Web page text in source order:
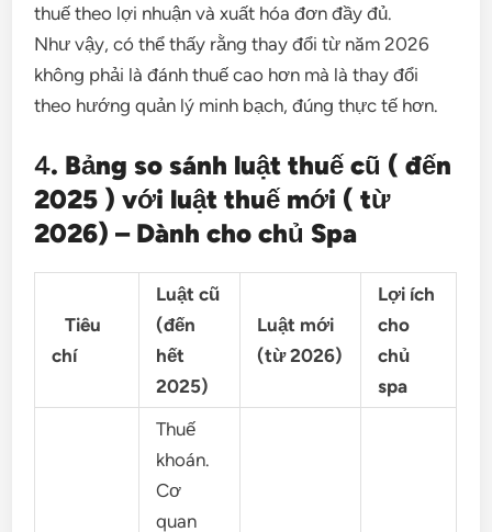
thuế theo lợi nhuận và xuất hóa đơn đầy đủ.
Như vậy, có thể thấy rằng thay đổi từ năm 2026
không phải là đánh thuế cao hơn mà là thay đổi
theo hướng quản lý minh bạch, đúng thực tế hơn.
4. Bảng so sánh luật thuế cũ ( đến
2025 ) với luật thuế mới ( từ
2026) – Dành cho chủ Spa
Tiêu
chí
Luật cũ
(đến
hết
2025)
Luật mới
(từ 2026)
Lợi ích
cho
chủ
spa
Thuế
khoán.
Cơ
quan